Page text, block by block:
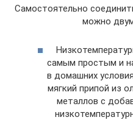
Самостоятельно
можно
самым простым и
в домашних
мягкий припой из
металлов с